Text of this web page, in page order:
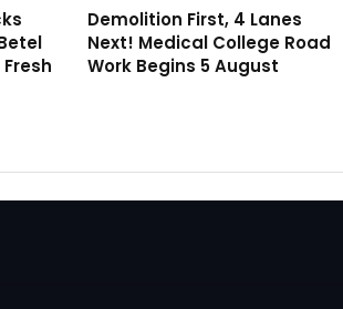
Demolition First, 4 Lanes
Next! Medical College Road
Work Begins 5 August